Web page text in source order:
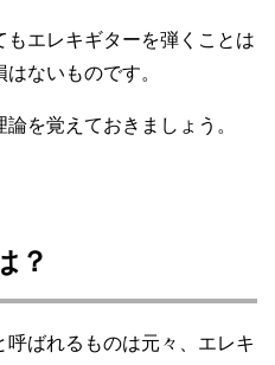
もエレキギターを弾くことは
ないものです。
を覚えておきましょう。
？
ばれるものは元々、エレキ